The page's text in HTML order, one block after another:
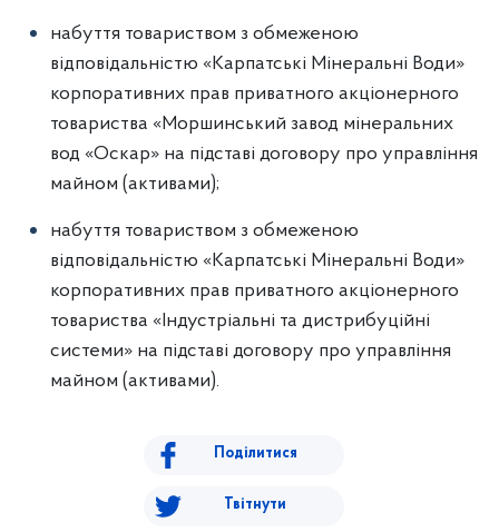
набуття товариством з обмеженою
відповідальністю «Карпатські Мінеральні Води»
корпоративних прав приватного акціонерного
товариства «Моршинський завод мінеральних
вод «Оскар» на підставі договору про управління
майном (активами);
набуття товариством з обмеженою
відповідальністю «Карпатські Мінеральні Води»
корпоративних прав приватного акціонерного
товариства «Індустріальні та дистрибуційні
системи» на підставі договору про управління
майном (активами).
Поділитися
Твітнути